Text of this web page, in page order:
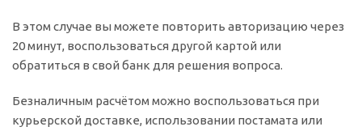
В этом случае вы можете повторить авторизацию через
20 минут, воспользоваться другой картой или
обратиться в свой банк для решения вопроса.
Безналичным расчётом можно воспользоваться при
курьерской доставке, использовании постамата или